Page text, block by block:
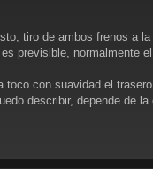
tiro de ambos frenos a
previsible, normalmente
toco con suavidad el
describir, depende de